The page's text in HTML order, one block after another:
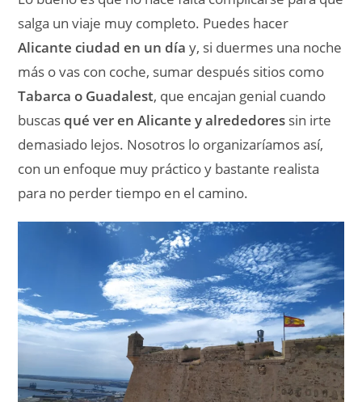
salga un viaje muy completo. Puedes hacer
Alicante ciudad en un día y, si duermes una noche
más o vas con coche, sumar después sitios como
Tabarca o Guadalest, que encajan genial cuando
buscas qué ver en Alicante y alrededores sin irte
demasiado lejos. Nosotros lo organizaríamos así,
con un enfoque muy práctico y bastante realista
para no perder tiempo en el camino.